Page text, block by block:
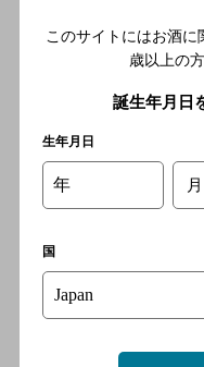
純アルコール量は、以下
純アルコール量(g) = 容量
チ
このサイトにはお酒に
歳以上の
誕生年月日
生年月日
年 月
国